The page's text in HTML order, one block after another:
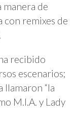
manera de
con remixes de
recibido
escenarios;
llamaron “la
M.I.A. y Lady